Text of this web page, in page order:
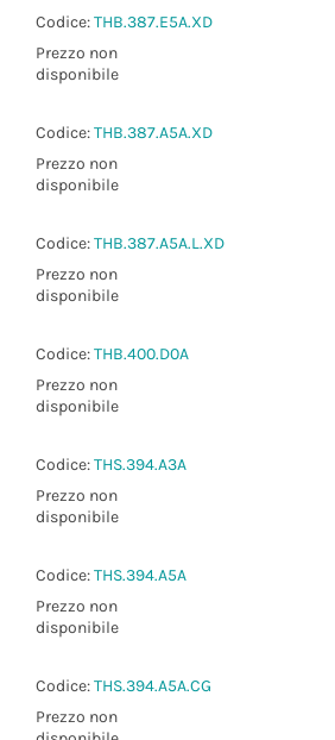
Codice:THB.387.E5A.XD
Prezzo non
disponibile
Codice:THB.387.A5A.XD
Prezzo non
disponibile
Codice:THB.387.A5A.L.XD
Prezzo non
disponibile
Codice:THB.400.D0A
Prezzo non
disponibile
Codice:THS.394.A3A
Prezzo non
disponibile
Codice:THS.394.A5A
Prezzo non
disponibile
Codice:THS.394.A5A.CG
Prezzo non